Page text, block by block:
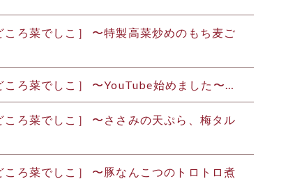
ろ菜でしこ］ 〜特製高菜炒めのもち麦ご
ろ菜でしこ］ 〜YouTube始めました️〜 …
ろ菜でしこ］ 〜ささみの天ぷら、梅タル
ろ菜でしこ］ 〜豚なんこつのトロトロ煮